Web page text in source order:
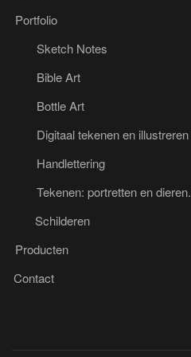
Portfolio
Sketch Notes
Bible Art
Bottle Art
Digitaal tekenen en illustreren
Handlettering
Tekenen: portretten en dieren.
Schilderen
Producten
Contact